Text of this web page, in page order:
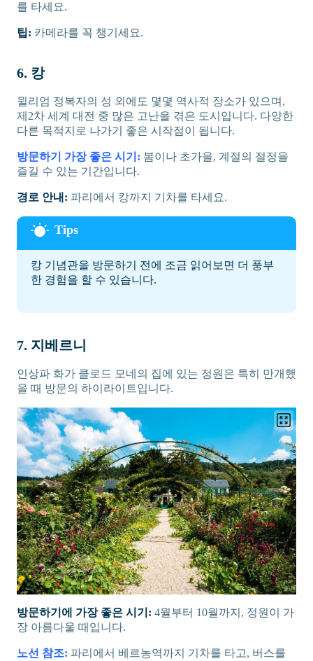
를 타세요.
팁: 카메라를 꼭 챙기세요.
6. 캉
윌리엄 정복자의 성 외에도 몇몇 역사적 장소가 있으며,
제2차 세계 대전 중 많은 고난을 겪은 도시입니다. 다양한
다른 목적지로 나가기 좋은 시작점이 됩니다.
방문하기 가장 좋은 시기: 봄이나 초가을, 계절의 절정을
즐길 수 있는 기간입니다.
경로 안내: 파리에서 캉까지 기차를 타세요.
캉 기념관을 방문하기 전에 조금 읽어보면 더 풍부
한 경험을 할 수 있습니다.
7. 지베르니
인상파 화가 클로드 모네의 집에 있는 정원은 특히 만개했
을 때 방문의 하이라이트입니다.
방문하기에 가장 좋은 시기: 4월부터 10월까지, 정원이 가
장 아름다울 때입니다.
노선 참조: 파리에서 베르농역까지 기차를 타고, 버스를